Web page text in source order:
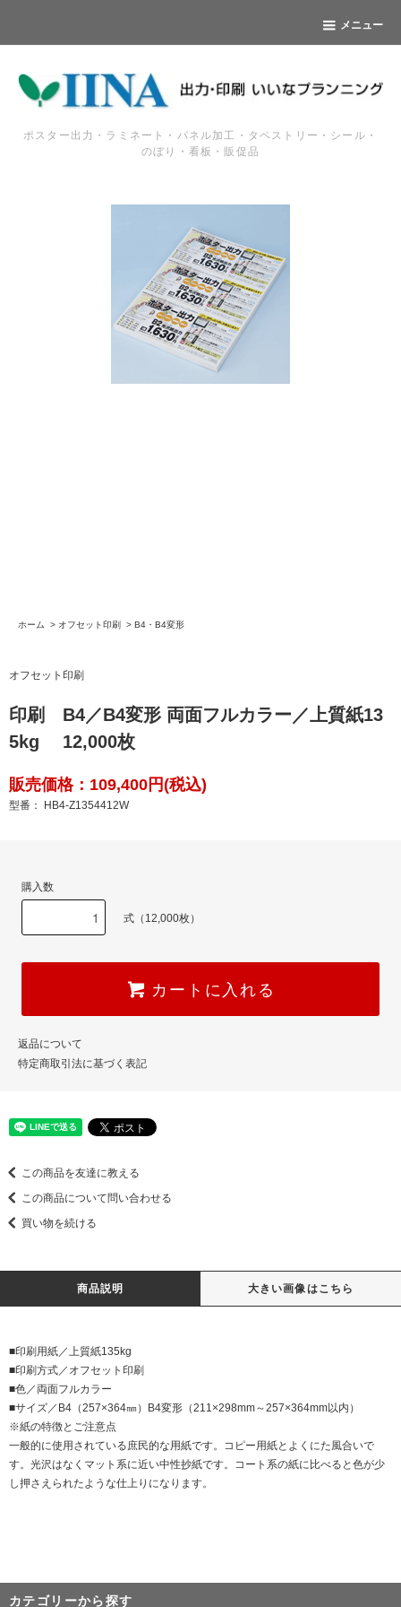
メニュー
ポスター出力・ラミネート・パネル加工・タペストリー・シール・
のぼり・看板・販促品
ホーム > オフセット印刷 > B4・B4変形
オフセット印刷
印刷 B4／B4変形 両面フルカラー／上質紙13
5kg 12,000枚
販売価格：109,400円(税込)
型番： HB4-Z1354412W
購入数
式（12,000枚）
カートに入れる
返品について
特定商取引法に基づく表記
この商品を友達に教える
この商品について問い合わせる
買い物を続ける
商品説明 大きい画像はこちら
■印刷用紙／上質紙135kg
■印刷方式／オフセット印刷
■色／両面フルカラー
■サイズ／B4（257×364㎜）B4変形（211×298mm～257×364mm以内）
※紙の特徴とご注意点
一般的に使用されている庶民的な用紙です。コピー用紙とよくにた風合いで
す。光沢はなくマット系に近い中性抄紙です。コート系の紙に比べると色が少
し押さえられたような仕上りになります。
カテゴリーから探す